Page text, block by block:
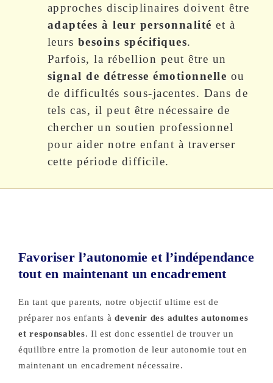
approches disciplinaires doivent être
adaptées à leur personnalité et à
leurs besoins spécifiques.
Parfois, la rébellion peut être un
signal de détresse émotionnelle ou
de difficultés sous-jacentes. Dans de
tels cas, il peut être nécessaire de
chercher un soutien professionnel
pour aider notre enfant à traverser
cette période difficile.
Favoriser l’autonomie et l’indépendance
tout en maintenant un encadrement
En tant que parents, notre objectif ultime est de
préparer nos enfants à devenir des adultes autonomes
et responsables. Il est donc essentiel de trouver un
équilibre entre la promotion de leur autonomie tout en
maintenant un encadrement nécessaire.